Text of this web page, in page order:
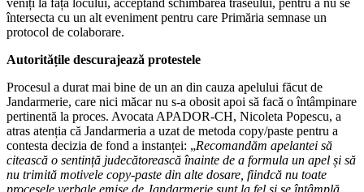
întersecta cu un alt eveniment pentru care Primăria semnase un
protocol de colaborare.
Autoritățile descurajează protestele
Procesul a durat mai bine de un an din cauza apelului făcut de
Jandarmerie, care nici măcar nu s-a obosit apoi să facă o întâmpinare
pertinentă la proces. Avocata APADOR-CH, Nicoleta Popescu, a
atras atenția că Jandarmeria a uzat de metoda copy/paste pentru a
contesta decizia de fond a instanței: „Recomandăm apelantei să
citească o sentință judecătorească înainte de a formula un apel și să
nu trimită motivele copy-paste din alte dosare, fiindcă nu toate
procesele verbale emise de Jandarmerie sunt la fel și se întâmplă,